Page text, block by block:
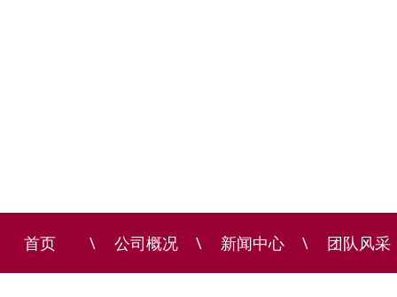
首页 \ 公司概况 \ 新闻中心 \ 团队风采